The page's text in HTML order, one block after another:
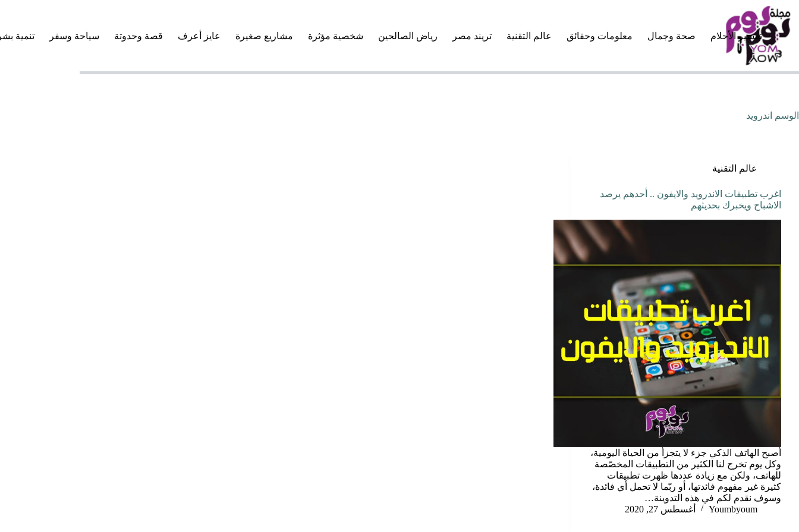
إلى
المحتوى
تفسير الأحلام صحة وجمال معلومات وحقائق عالم التقنية تريند مصر رياض الصالحين شخصية مؤثرة مشاريع صغيرة عايز أعرف قصة وحدوتة سياحة وسفر تنمية
الوسم اندرويد
عالم التقنية
اغرب تطبيقات الاندرويد والايفون .. أحدهم يرصد
الاشباح ويخبرك بحديثهم
أصبح الهاتف الذكي جزء لا يتجزأ من الحياة اليومية،
وكل يوم تخرج لنا الكثير من التطبيقات المخصّصة
للهاتف، ولكن مع زيادة عددها ظهرت تطبيقات
كثيرة غير مفهوم فائدتها، أو ربّما لا تحمل أي فائدة،
وسوف نقدم لكم في هذه التدوينة…
Youmbyoum
أغسطس 27, 2020